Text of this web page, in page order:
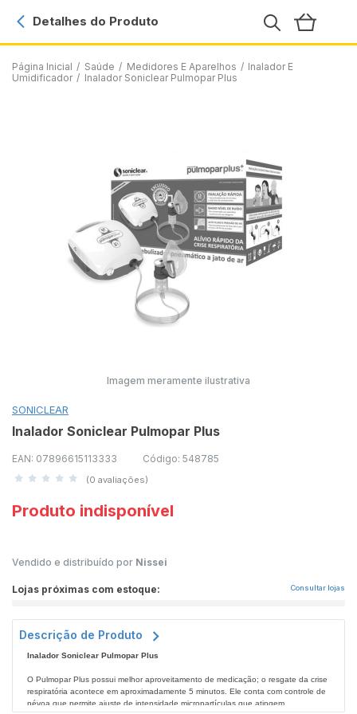
Página Inicial / Saúde / Medidores E Aparelhos / Inalador E
Umidificador / Inalador Soniclear Pulmopar Plus
Detalhes do Produto
Imagem meramente ilustrativa
SONICLEAR
Inalador Soniclear Pulmopar Plus
EAN: 07896615113333 Código: 548785
(0 avaliações)
Produto indisponível
Vendido e distribuído por Nissei
Lojas próximas com estoque: Consultar lojas
Descrição de Produto
Inalador Soniclear Pulmopar Plus
O Pulmopar Plus possui melhor aproveitamento de medicação; o resgate da crise
respiratória acontece em aproximadamente 5 minutos. Ele conta com controle de
névoa que permite ajuste de intensidade micropartículas que atingem